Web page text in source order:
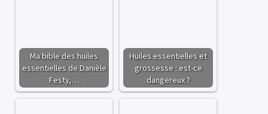
Ma bible des huiles
essentielles de Danièle
Festy,…
Huiles essentielles et
grossesse : est-ce
dangereux ?